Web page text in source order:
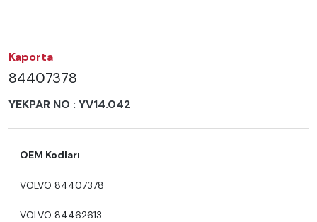
Kaporta
84407378
YEKPAR NO : YV14.042
OEM Kodları
VOLVO 84407378
VOLVO 84462613